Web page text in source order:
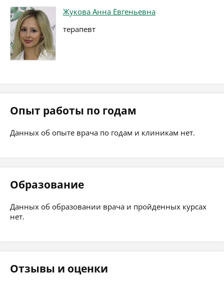
Жукова Анна Евгеньевна
терапевт
Опыт работы по годам
Данных об опыте врача по годам и клиникам нет.
Образование
Данных об образовании врача и пройденных курсах
нет.
Отзывы и оценки